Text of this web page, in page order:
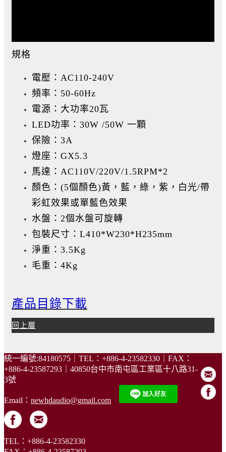
規格
電壓：AC110-240V
頻率：50-60Hz
電源：大功率20瓦
LED功率：30W /50W 一顆
保險：3A
燈座：GX5.3
馬達：AC110V/220V/1.5RPM*2
顏色：(5個顏色)黃，藍，綠，紫，白光/帶
彩虹效果或單藍色效果
水盤：2個水盤可旋轉
包裝尺寸：L410*W230*H235mm
淨重：3.5Kg
毛重：4Kg
產品目錄下載
回上層
統一編號:84180575｜TEL：+886-4-23582330｜FAX：
+886-4-23587293｜40850台中市南屯區工業區十八路31-
3號
Email： newhdaudio@gmail.com
TEL：+886-4-23582330